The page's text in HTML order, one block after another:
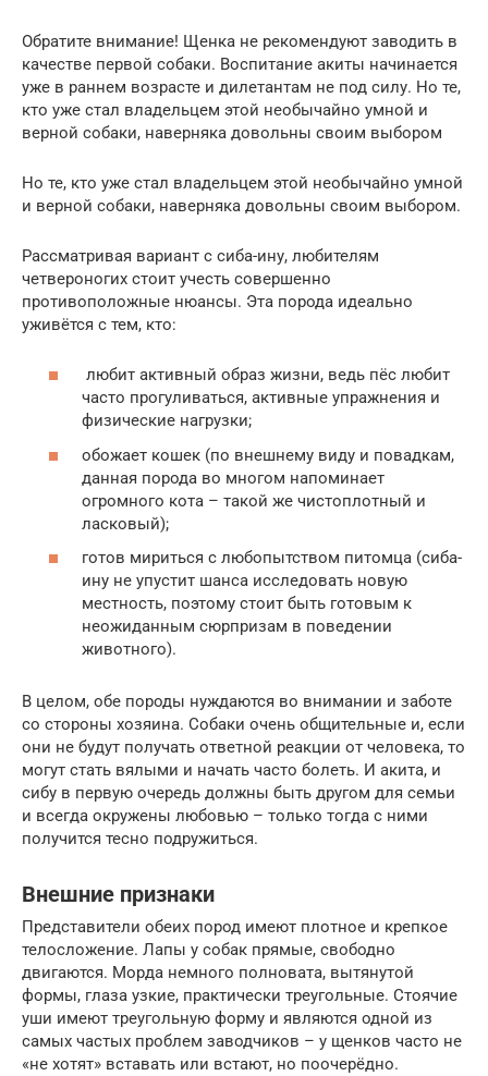
Обратите внимание! Щенка не рекомендуют заводить в
качестве первой собаки. Воспитание акиты начинается
уже в раннем возрасте и дилетантам не под силу. Но те,
кто уже стал владельцем этой необычайно умной и
верной собаки, наверняка довольны своим выбором
Но те, кто уже стал владельцем этой необычайно умной
и верной собаки, наверняка довольны своим выбором.
Рассматривая вариант с сиба-ину, любителям
четвероногих стоит учесть совершенно
противоположные нюансы. Эта порода идеально
уживётся с тем, кто:
любит активный образ жизни, ведь пёс любит
часто прогуливаться, активные упражнения и
физические нагрузки;
обожает кошек (по внешнему виду и повадкам,
данная порода во многом напоминает
огромного кота – такой же чистоплотный и
ласковый);
готов мириться с любопытством питомца (сиба-
ину не упустит шанса исследовать новую
местность, поэтому стоит быть готовым к
неожиданным сюрпризам в поведении
животного).
В целом, обе породы нуждаются во внимании и заботе
со стороны хозяина. Собаки очень общительные и, если
они не будут получать ответной реакции от человека, то
могут стать вялыми и начать часто болеть. И акита, и
сибу в первую очередь должны быть другом для семьи
и всегда окружены любовью – только тогда с ними
получится тесно подружиться.
Внешние признаки
Представители обеих пород имеют плотное и крепкое
телосложение. Лапы у собак прямые, свободно
двигаются. Морда немного полновата, вытянутой
формы, глаза узкие, практически треугольные. Стоячие
уши имеют треугольную форму и являются одной из
самых частых проблем заводчиков – у щенков часто не
«не хотят» вставать или встают, но поочерёдно.